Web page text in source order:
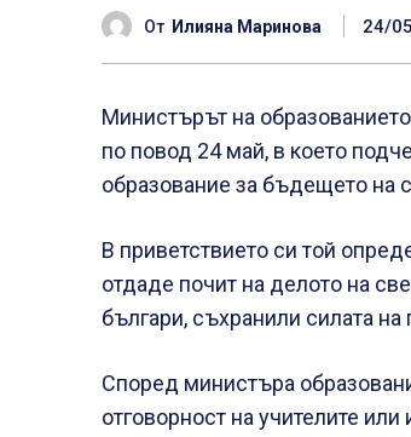
От Илияна Маринова 24/
Министърът на
по повод 24 май, в което
образование за бъдещето на
В приветствието си той
отдаде почит на делото на
българи, съхранили силата
Според министъра
отговорност на учителите